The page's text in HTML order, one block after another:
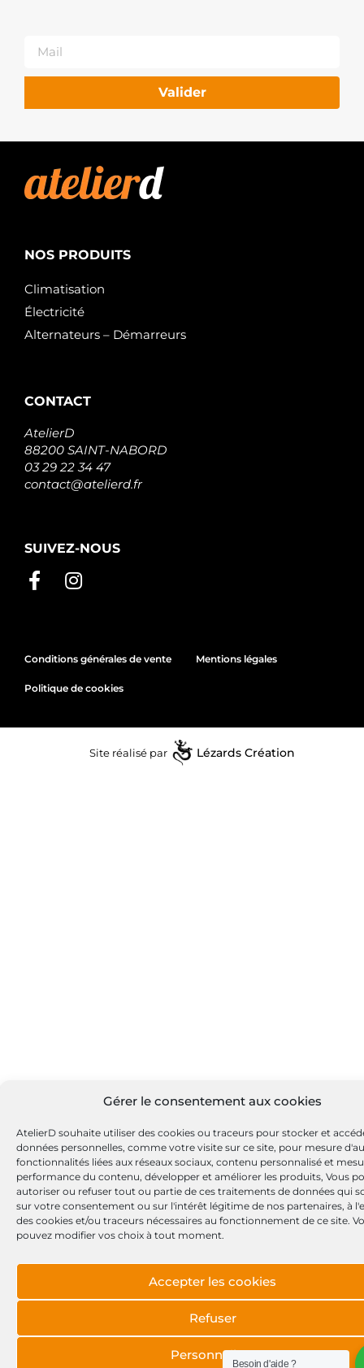
Gérer le consentement aux cookies
AtelierD souhaite utiliser des cookies ou traceurs pour stocker et
données personnelles, comme votre visite sur ce site, pour mesure
fonctionnalités liées aux réseaux sociaux, contenu personnalisé et
performance du contenu, développer et améliorer les produits, Vous
autoriser ou refuser tout ou partie de ces traitements de données qui
sur votre consentement ou sur l'intérêt légitime de nos partenaires, à
des cookies et/ou traceurs nécessaires au fonctionnement de ce site.
pouvez modifier vos choix à tout moment.
Accepter les cookies
Refuser
Personnaliser
Valider
NOS PRODUITS
Climatisation
Électricité
Alternateurs – Démarreurs
CONTACT
AtelierD
88200 SAINT-NABORD
03 29 22 34 47
contact@atelierd.fr
SUIVEZ-NOUS
Conditions générales de vente Mentions légales
Politique de cookies
Site réalisé par Lézards Création
Besoin d'aide ?